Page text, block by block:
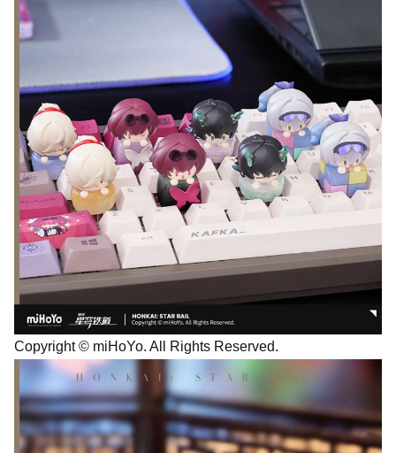
Copyright © miHoYo. All Rights Reserved.